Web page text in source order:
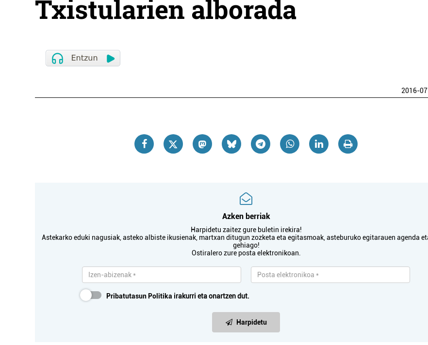
Txistularien alborada
2016-
Azken berriak
Harpidetu zaitez gure buletin irekira!
Astekarko eduki nagusiak, asteko albiste ikusienak, martxan ditugun zozketa eta egitasmoak, asteburuko egitarauen agenda
gehiago!
Ostiralero zure posta elektronikoan.
Pribatutasun Politika irakurri eta onartzen dut.
Harpidetu